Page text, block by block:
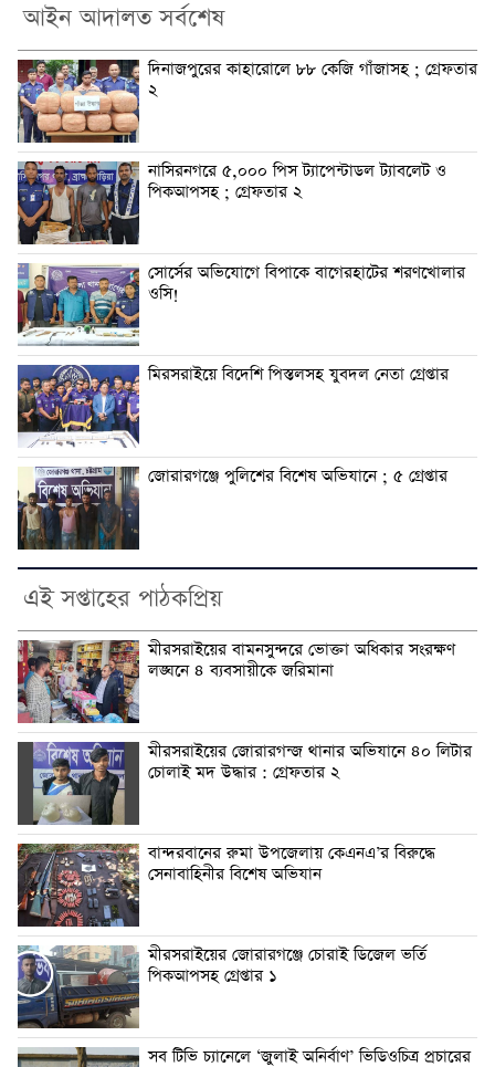
আইন আদালত সর্বশেষ
দিনাজপুরের কাহারোলে ৮৮ কেজি গাঁজাসহ ; গ্রেফতার
২
নাসিরনগরে ৫,০০০ পিস ট্যাপেন্টাডল ট্যাবলেট ও
পিকআপসহ ; গ্রেফতার ২
সোর্সের অভিযোগে বিপাকে বাগেরহাটের শরণখোলার
ওসি!
মিরসরাইয়ে বিদেশি পিস্তলসহ যুবদল নেতা গ্রেপ্তার
জোরারগঞ্জে পুলিশের বিশেষ অভিযানে ; ৫ গ্রেপ্তার
এই সপ্তাহের পাঠকপ্রিয়
মীরসরাইয়ের বামনসুন্দরে ভোক্তা অধিকার সংরক্ষণ
লঙ্ঘনে ৪ ব্যবসায়ীকে জরিমানা
মীরসরাইয়ের জোরারগন্জ থানার অভিযানে ৪০ লিটার
চোলাই মদ উদ্ধার : গ্রেফতার ২
বান্দরবানের রুমা উপজেলায় কেএনএ’র বিরুদ্ধে
সেনাবাহিনীর বিশেষ অভিযান
মীরসরাইয়ের জোরারগঞ্জে চোরাই ডিজেল ভর্তি
পিকআপসহ গ্রেপ্তার ১
সব টিভি চ্যানেলে ‘জুলাই অনির্বাণ’ ভিডিওচিত্র প্রচারের